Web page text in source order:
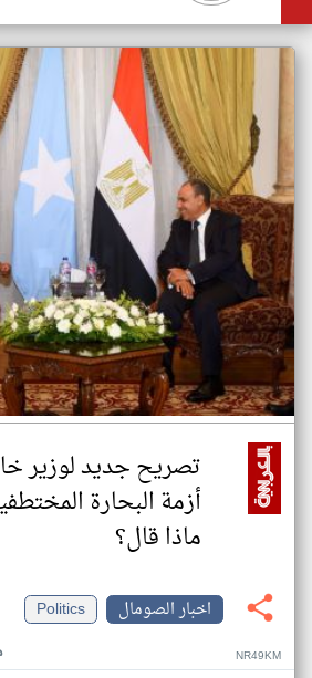
تصريح جديد لوزير
أزمة البحارة
ماذا قال؟
اخبار الصومال
Politics
NR49KM